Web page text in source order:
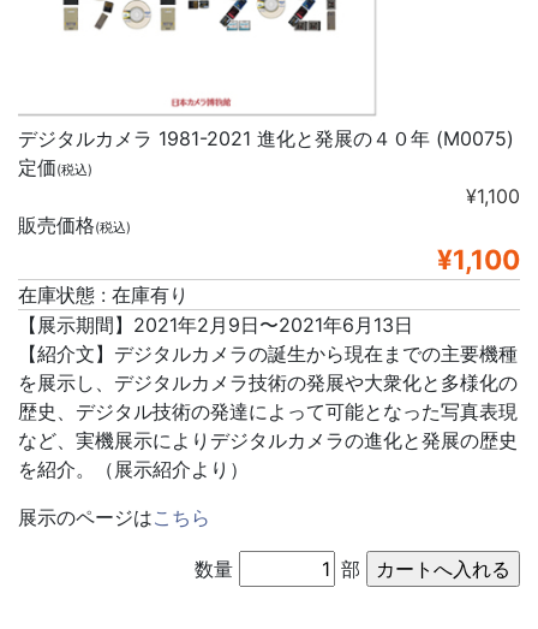
デジタルカメラ 1981-2021 進化と発展の４０年 (M0075)
定価(税込)
¥1,100
販売価格(税込)
¥1,100
在庫状態 : 在庫有り
【展示期間】2021年2月9日〜2021年6月13日
【紹介文】デジタルカメラの誕生から現在までの主要機種
を展示し、デジタルカメラ技術の発展や大衆化と多様化の
歴史、デジタル技術の発達によって可能となった写真表現
など、実機展示によりデジタルカメラの進化と発展の歴史
を紹介。（展示紹介より）
展示のページはこちら
数量 部